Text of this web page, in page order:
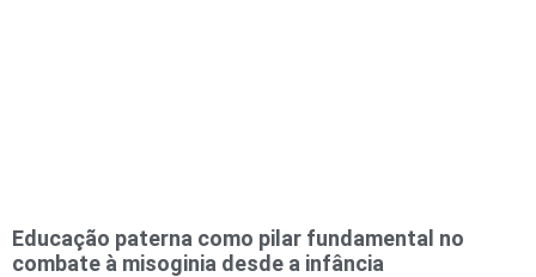
Educação paterna como pilar fundamental no
combate à misoginia desde a infância